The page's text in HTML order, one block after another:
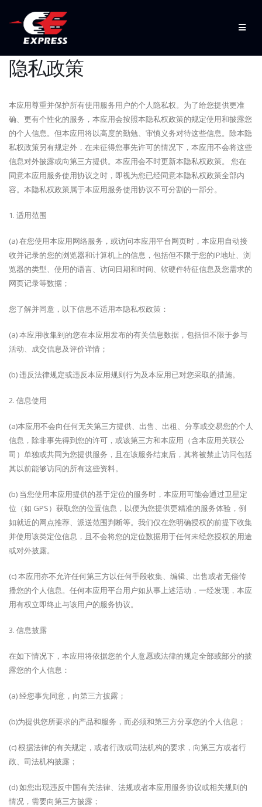
隐私政策
本应用尊重并保护所有使用服务用户的个人隐私权。为了给您提供更准
确、更有个性化的服务，本应用会按照本隐私权政策的规定使用和披露您
的个人信息。但本应用将以高度的勤勉、审慎义务对待这些信息。除本隐
私权政策另有规定外，在未征得您事先许可的情况下，本应用不会将这些
信息对外披露或向第三方提供。本应用会不时更新本隐私权政策。 您在
同意本应用服务使用协议之时，即视为您已经同意本隐私权政策全部内
容。本隐私权政策属于本应用服务使用协议不可分割的一部分。
1. 适用范围
(a) 在您使用本应用网络服务，或访问本应用平台网页时，本应用自动接
收并记录的您的浏览器和计算机上的信息，包括但不限于您的IP地址、浏
览器的类型、使用的语言、访问日期和时间、软硬件特征信息及您需求的
网页记录等数据；
您了解并同意，以下信息不适用本隐私权政策：
(a) 本应用收集到的您在本应用发布的有关信息数据，包括但不限于参与
活动、成交信息及评价详情；
(b) 违反法律规定或违反本应用规则行为及本应用已对您采取的措施。
2. 信息使用
(a)本应用不会向任何无关第三方提供、出售、出租、分享或交易您的个人
信息，除非事先得到您的许可，或该第三方和本应用（含本应用关联公
司）单独或共同为您提供服务，且在该服务结束后，其将被禁止访问包括
其以前能够访问的所有这些资料。
(b) 当您使用本应用提供的基于定位的服务时，本应用可能会通过卫星定
位（如 GPS）获取您的位置信息，以便为您提供更精准的服务体验，例
如就近的网点推荐、派送范围判断等。我们仅在您明确授权的前提下收集
并使用该类定位信息，且不会将您的定位数据用于任何未经您授权的用途
或对外披露。
(c) 本应用亦不允许任何第三方以任何手段收集、编辑、出售或者无偿传
播您的个人信息。任何本应用平台用户如从事上述活动，一经发现，本应
用有权立即终止与该用户的服务协议。
3. 信息披露
在如下情况下，本应用将依据您的个人意愿或法律的规定全部或部分的披
露您的个人信息：
(a) 经您事先同意，向第三方披露；
(b)为提供您所要求的产品和服务，而必须和第三方分享您的个人信息；
(c) 根据法律的有关规定，或者行政或司法机构的要求，向第三方或者行
政、司法机构披露；
(d) 如您出现违反中国有关法律、法规或者本应用服务协议或相关规则的
情况，需要向第三方披露；